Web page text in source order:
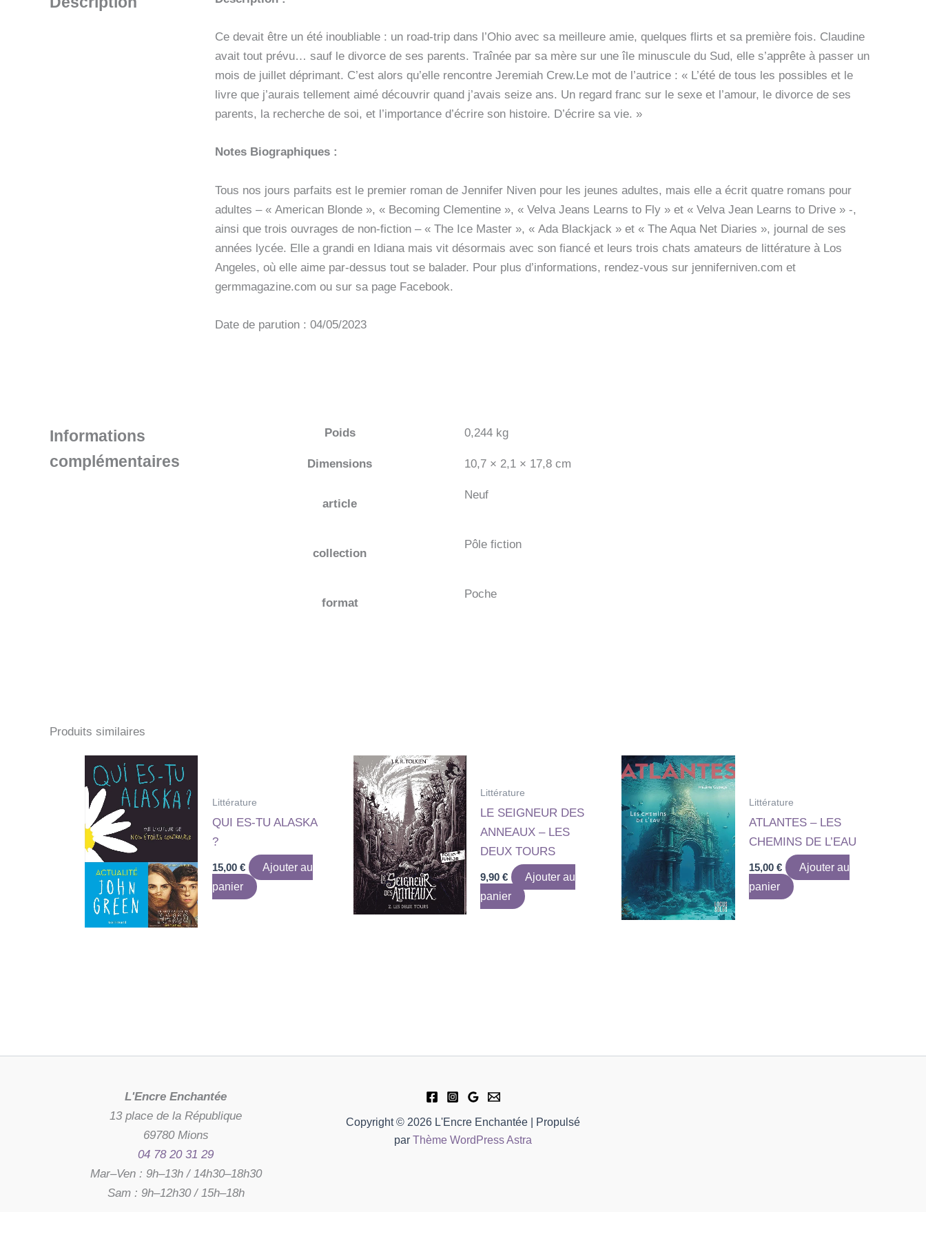
Ce devait être un été inoubliable : un road-trip dans l’Ohio avec sa meilleure amie, quelques flirts et sa première fois. Claudine
avait tout prévu… sauf le divorce de ses parents. Traînée par sa mère sur une île minuscule du Sud, elle s’apprête à passer un
mois de juillet déprimant. C’est alors qu’elle rencontre Jeremiah Crew.Le mot de l’autrice : « L’été de tous les possibles et le
livre que j’aurais tellement aimé découvrir quand j’avais seize ans. Un regard franc sur le sexe et l’amour, le divorce de ses
parents, la recherche de soi, et l’importance d’écrire son histoire. D’écrire sa vie. »
Notes Biographiques :
Tous nos jours parfaits est le premier roman de Jennifer Niven pour les jeunes adultes, mais elle a écrit quatre romans pour
adultes – « American Blonde », « Becoming Clementine », « Velva Jeans Learns to Fly » et « Velva Jean Learns to Drive » -,
ainsi que trois ouvrages de non-fiction – « The Ice Master », « Ada Blackjack » et « The Aqua Net Diaries », journal de ses
années lycée. Elle a grandi en Idiana mais vit désormais avec son fiancé et leurs trois chats amateurs de littérature à Los
Angeles, où elle aime par-dessus tout se balader. Pour plus d’informations, rendez-vous sur jenniferniven.com et
germmagazine.com ou sur sa page Facebook.
Date de parution : 04/05/2023
Informations
complémentaires
Poids 0,244 kg
Dimensions 10,7 × 2,1 × 17,8 cm
article
Neuf
collection
Pôle fiction
format
Poche
Produits similaires
Littérature
QUI ES-TU ALASKA
?
15,00 €
Ajouter au
panier
Littérature
LE SEIGNEUR DES
ANNEAUX – LES
DEUX TOURS
9,90€
Ajouter au
panier
Littérature
ATLANTES – LES
CHEMINS DE L’EAU
15,00€
Ajouter au
panier
L'Encre Enchantée
13 place de la République
69780 Mions
04 78 20 31 29
Mar–Ven : 9h–13h / 14h30–18h30
Sam : 9h–12h30 / 15h–18h
Copyright © 2026 L'Encre Enchantée | Propulsé
par Thème WordPress Astra